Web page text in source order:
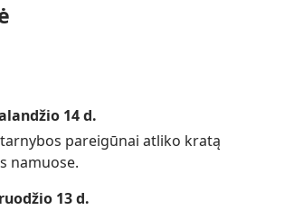
14 d.
pareigūnai atliko kratą
namuose.
13 d.